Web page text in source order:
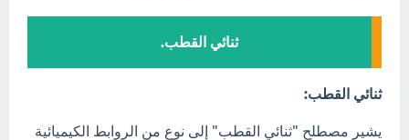
ثنائي القطب.
ثنائي القطب:
يشير مصطلح "ثنائي القطب" إلى نوع من الروابط الكيميائية